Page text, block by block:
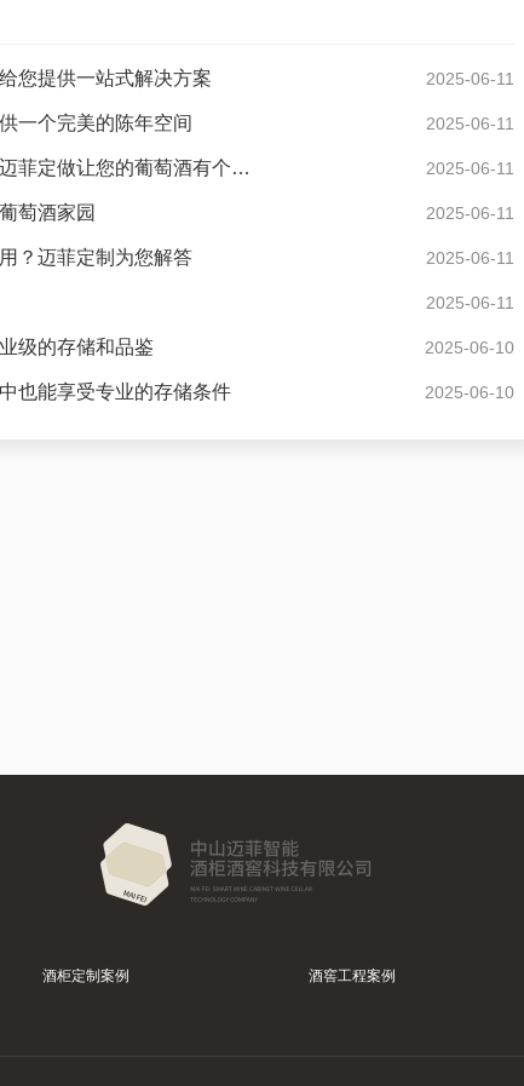
您提供一站式解决方案 2025-06-11
一个完美的陈年空间 2025-06-11
现代风格酒窖花园度假别墅怎样设计才显得格调高雅？迈菲定做让您的葡萄酒有个好家 2025-06-11
萄酒家园 2025-06-11
？迈菲定制为您解答 2025-06-11
2025-06-11
级的存储和品鉴 2025-06-10
也能享受专业的存储条件 2025-06-10
酒柜定制案例 酒窖工程案例